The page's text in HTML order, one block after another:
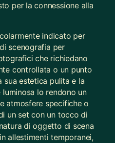
per la connessione alla
indicato per
scenografia per
che richiedano
controllata o un punto
sua estetica pulita e la
lo rendono un
atmosfere specifiche o
un set con un tocco di
di oggetto di scena
allestimenti temporanei,